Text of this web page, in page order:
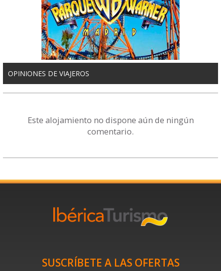
OPINIONES DE VIAJEROS
Este alojamiento no dispone aún de ningún
comentario.
SUSCRÍBETE A LAS OFERTAS